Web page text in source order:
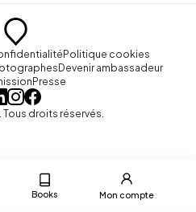
Books Mon compte
Politique cookies
Devenir ambassadeur
Presse
droits réservés.